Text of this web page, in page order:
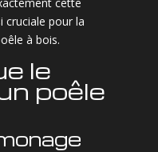
cruciale pour la
à bois.
le
poêle